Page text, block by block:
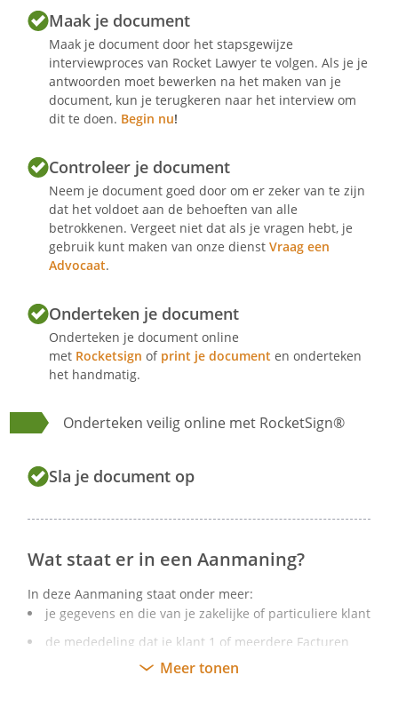
Maak je document
Maak je document door het stapsgewijze
interviewproces van Rocket Lawyer te volgen. Als je je
antwoorden moet bewerken na het maken van je
document, kun je terugkeren naar het interview om
dit te doen. Begin nu!
Controleer je document
Neem je document goed door om er zeker van te zijn
dat het voldoet aan de behoeften van alle
betrokkenen. Vergeet niet dat als je vragen hebt, je
gebruik kunt maken van onze dienst Vraag een
Advocaat.
Onderteken je document
Onderteken je document online
met Rocketsign of print je document en onderteken
het handmatig.
Onderteken veilig online met RocketSign®
Sla je document op
Wat staat er in een Aanmaning?
In deze Aanmaning staat onder meer:
je gegevens en die van je zakelijke of particuliere klant
de mededeling dat je klant 1 of meerdere Facturen
Meer tonen